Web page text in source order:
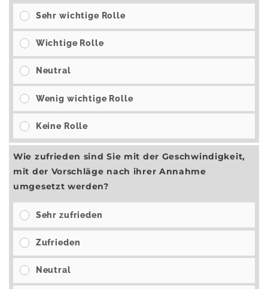
Sehr wichtige Rolle
Wichtige Rolle
Neutral
Wenig wichtige Rolle
Keine Rolle
Wie zufrieden sind Sie mit der Geschwindigkeit,
mit der Vorschläge nach ihrer Annahme
umgesetzt werden?
Sehr zufrieden
Zufrieden
Neutral